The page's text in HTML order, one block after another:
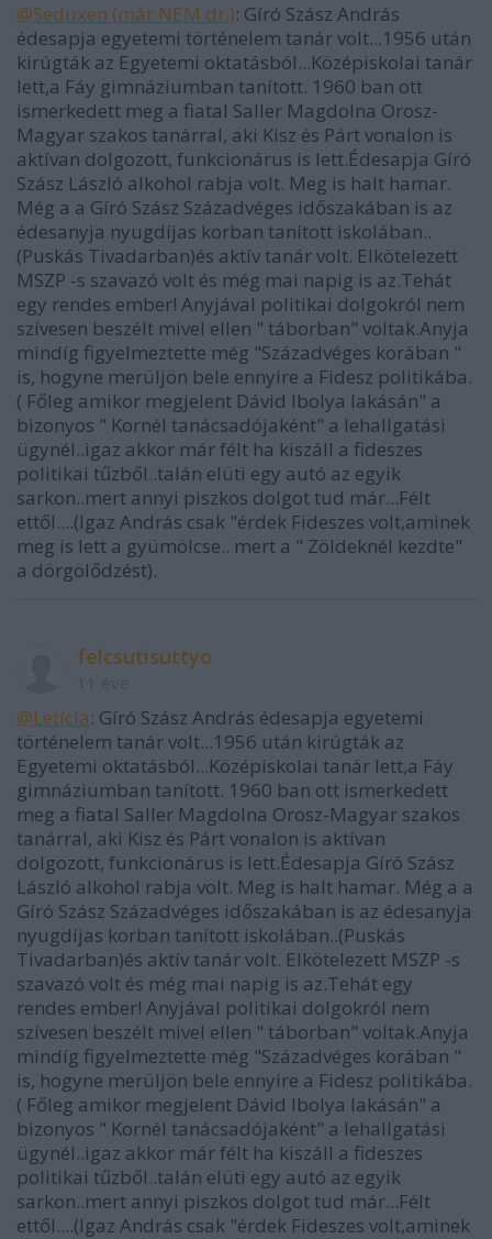
@Seduxen (már NEM dr.): Gíró Szász András
édesapja egyetemi történelem tanár volt...1956 után
kirúgták az Egyetemi oktatásból...Középiskolai tanár
lett,a Fáy gimnáziumban tanított. 1960 ban ott
ismerkedett meg a fiatal Saller Magdolna Orosz-
Magyar szakos tanárral, aki Kisz és Párt vonalon is
aktívan dolgozott, funkcionárus is lett.Édesapja Gíró
Szász László alkohol rabja volt. Meg is halt hamar.
Még a a Gíró Szász Századvéges időszakában is az
édesanyja nyugdíjas korban tanított iskolában..
(Puskás Tivadarban)és aktív tanár volt. Elkötelezett
MSZP -s szavazó volt és még mai napig is az.Tehát
egy rendes ember! Anyjával politikai dolgokról nem
szívesen beszélt mivel ellen " táborban" voltak.Anyja
mindíg figyelmeztette még "Századvéges korában "
is, hogyne merüljön bele ennyire a Fidesz politikába.
( Főleg amikor megjelent Dávid Ibolya lakásán" a
bizonyos " Kornél tanácsadójaként" a lehallgatási
ügynél..igaz akkor már félt ha kiszáll a fideszes
politikai tűzből..talán elüti egy autó az egyik
sarkon..mert annyi piszkos dolgot tud már...Félt
ettől....(Igaz András csak "érdek Fideszes volt,aminek
meg is lett a gyümölcse.. mert a " Zöldeknél kezdte"
a dörgölődzést).
felcsutisuttyo
@Letícia: Gíró Szász András édesapja egyetemi
történelem tanár volt...1956 után kirúgták az
Egyetemi oktatásból...Középiskolai tanár lett,a Fáy
gimnáziumban tanított. 1960 ban ott ismerkedett
meg a fiatal Saller Magdolna Orosz-Magyar szakos
tanárral, aki Kisz és Párt vonalon is aktívan
dolgozott, funkcionárus is lett.Édesapja Gíró Szász
László alkohol rabja volt. Meg is halt hamar. Még a a
Gíró Szász Századvéges időszakában is az édesanyja
nyugdíjas korban tanított iskolában..(Puskás
Tivadarban)és aktív tanár volt. Elkötelezett MSZP -s
szavazó volt és még mai napig is az.Tehát egy
rendes ember! Anyjával politikai dolgokról nem
szívesen beszélt mivel ellen " táborban" voltak.Anyja
mindíg figyelmeztette még "Századvéges korában "
is, hogyne merüljön bele ennyire a Fidesz politikába.
( Főleg amikor megjelent Dávid Ibolya lakásán" a
bizonyos " Kornél tanácsadójaként" a lehallgatási
ügynél..igaz akkor már félt ha kiszáll a fideszes
politikai tűzből..talán elüti egy autó az egyik
sarkon..mert annyi piszkos dolgot tud már...Félt
ettől....(Igaz András csak "érdek Fideszes volt,aminek